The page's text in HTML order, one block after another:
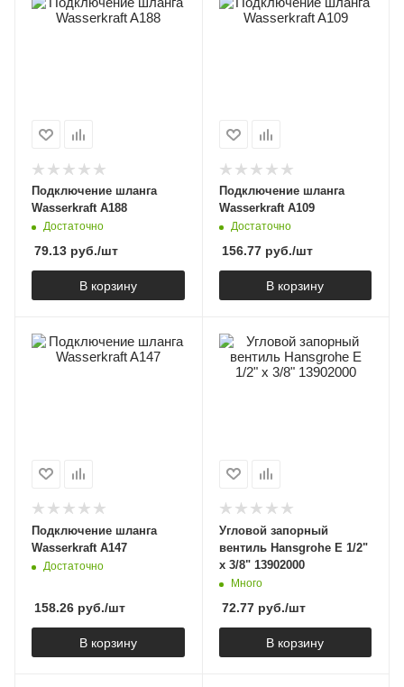
Подключение шланга
Wasserkraft A188
Достаточно
79.13 руб./шт
В корзину
Подключение шланга
Wasserkraft A109
Достаточно
156.77руб./шт
В корзину
Подключение шланга
Wasserkraft A147
Достаточно
158.26 руб./шт
В корзину
Угловой запорный
вентиль Hansgrohe E 1/2"
x 3/8" 13902000
Много
72.77руб./шт
В корзину